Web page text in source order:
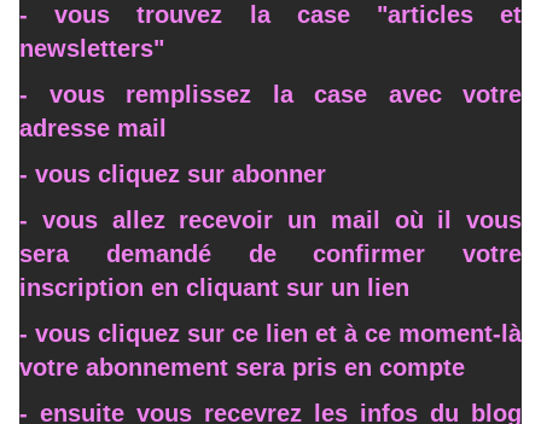
- vous trouvez la case "articles et
newsletters"
- vous remplissez la case avec votre
adresse mail
- vous cliquez sur abonner
- vous allez recevoir un mail où il vous
sera demandé de confirmer votre
inscription en cliquant sur un lien
- vous cliquez sur ce lien et à ce moment-là
votre abonnement sera pris en compte
- ensuite vous recevrez les infos du blog